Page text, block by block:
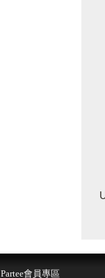
Partee會員專區